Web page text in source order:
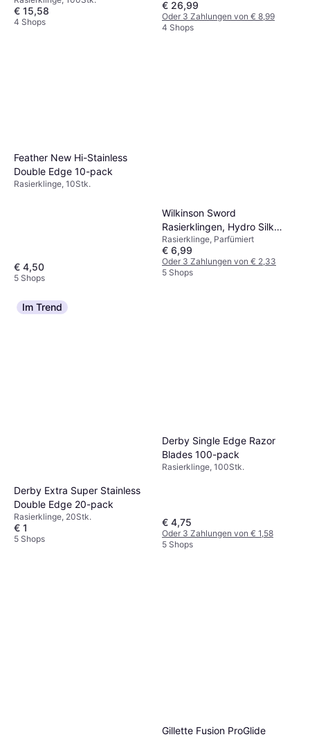
€ 15,58
4 Shops
€ 26,99
Oder 3 Zahlungen von € 8,99
4 Shops
Feather New Hi-Stainless
Double Edge 10-pack
Rasierklinge, 10Stk.
€ 4,50
5 Shops
Wilkinson Sword
Rasierklingen, Hydro Silk
Rasierklingen (3x)
Rasierklinge, Parfümiert
€ 6,99
Oder 3 Zahlungen von € 2,33
5 Shops
Im Trend
Derby Extra Super Stainless
Double Edge 20-pack
Rasierklinge, 20Stk.
€ 1
5 Shops
Derby Single Edge Razor
Blades 100-pack
Rasierklinge, 100Stk.
€ 4,75
Oder 3 Zahlungen von € 1,58
5 Shops
Gillette Fusion ProGlide